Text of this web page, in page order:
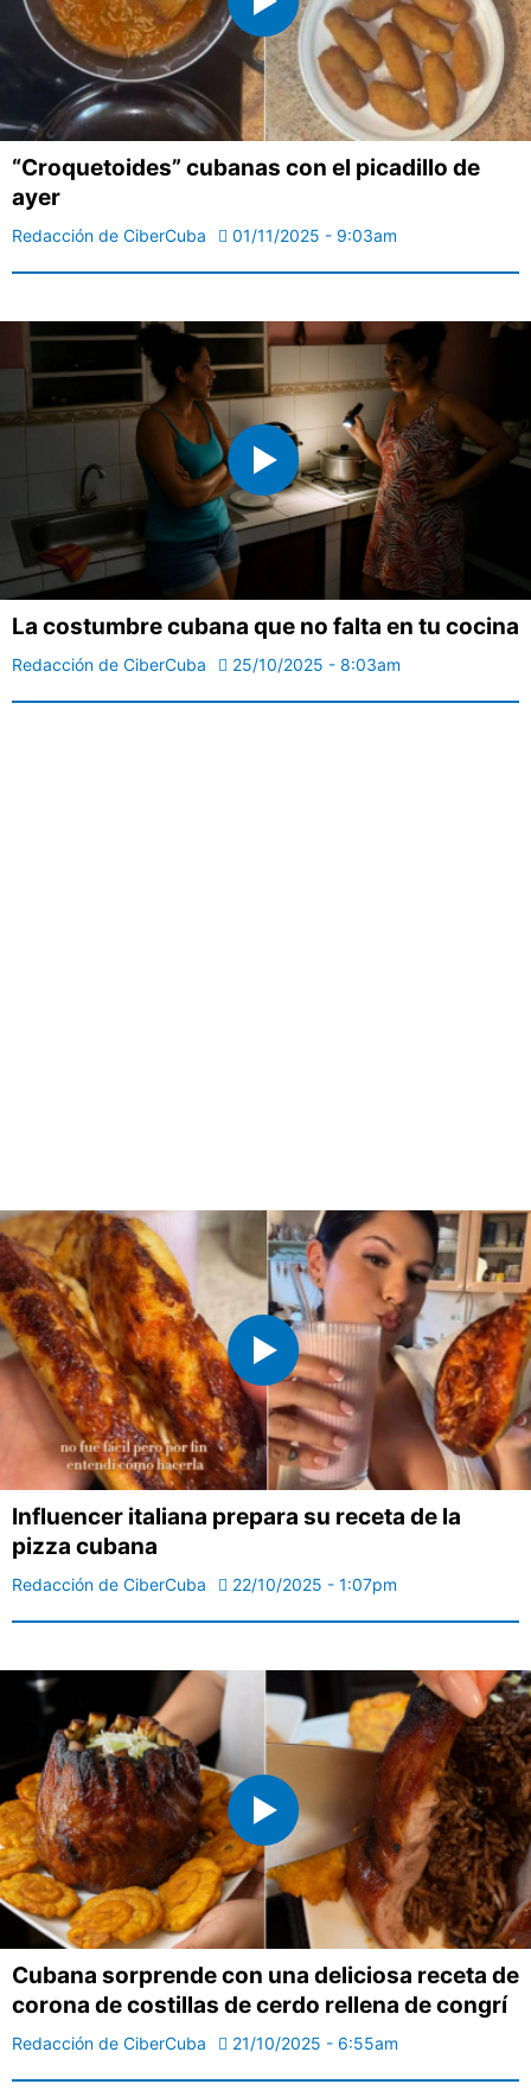
“Croquetoides” cubanas con el picadillo de
ayer
Redacción de CiberCuba 01/11/2025 - 9:03am
La costumbre cubana que no falta en tu cocina
Redacción de CiberCuba 25/10/2025 - 8:03am
Influencer italiana prepara su receta de la
pizza cubana
Redacción de CiberCuba 22/10/2025 - 1:07pm
Cubana sorprende con una deliciosa receta de
corona de costillas de cerdo rellena de congrí
Redacción de CiberCuba 21/10/2025 - 6:55am